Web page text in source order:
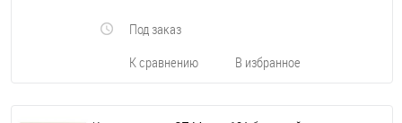
К сравнению В избранное
Под заказ